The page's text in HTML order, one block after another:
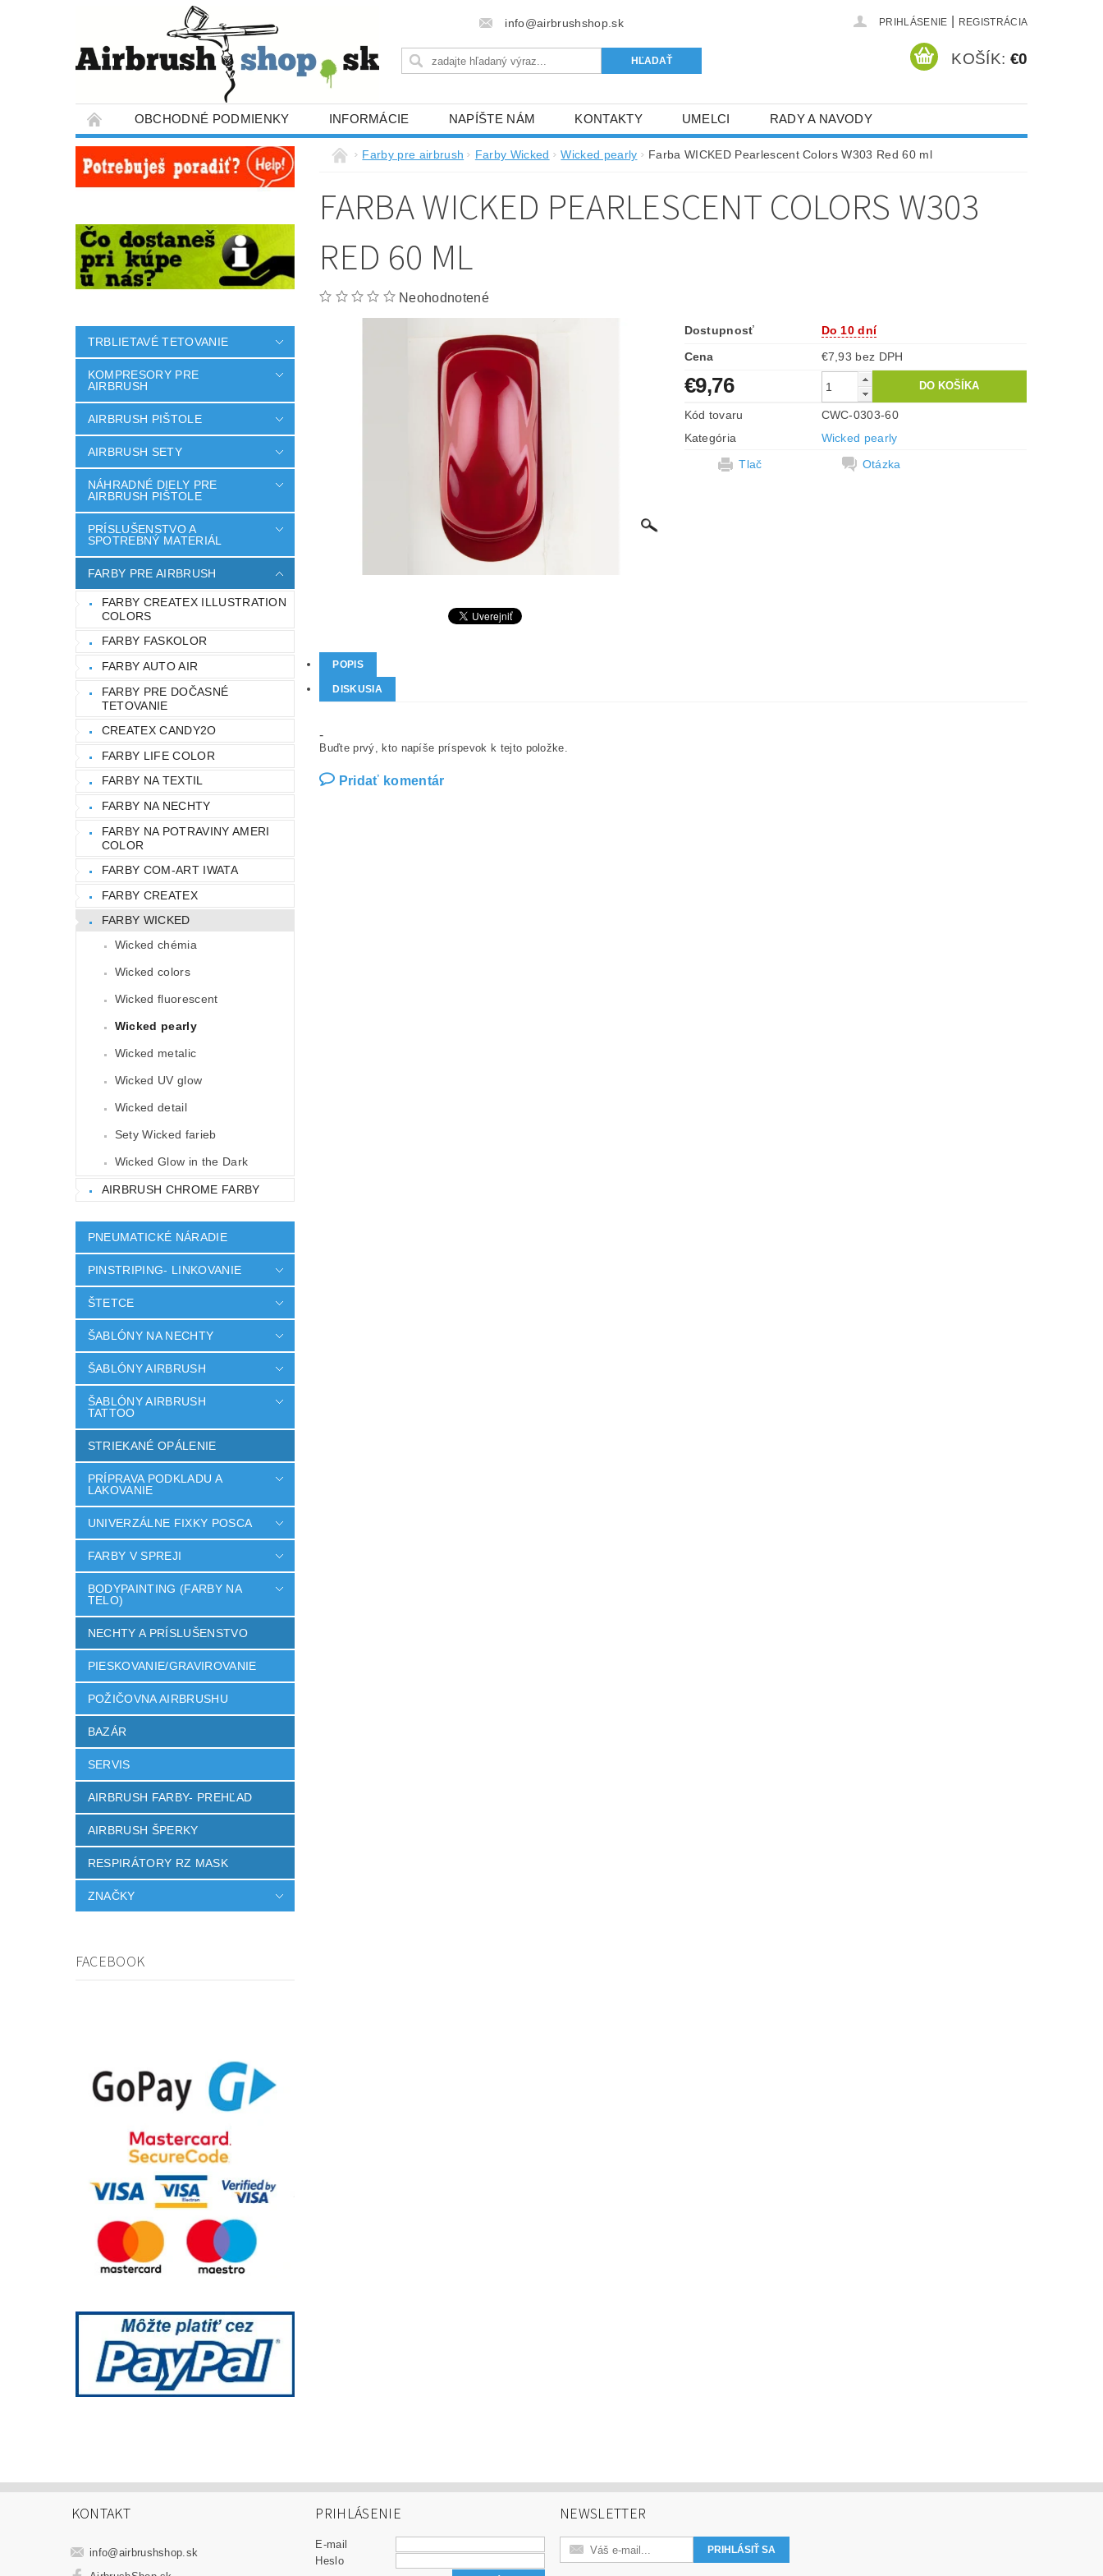
info@airbrushshop.sk PRIHLÁSENIE REGISTRÁCIA
KOŠÍK: €0
OBCHODNÉ PODMIENKY INFORMÁCIE NAPÍŠTE NÁM KONTAKTY UMELCI RADY A NAVODY
TRBLIETAVÉ TETOVANIE
KOMPRESORY PRE
AIRBRUSH
AIRBRUSH PIŠTOLE
AIRBRUSH SETY
NÁHRADNÉ DIELY PRE
AIRBRUSH PIŠTOLE
PRÍSLUŠENSTVO A
SPOTREBNÝ MATERIÁL
FARBY PRE AIRBRUSH
FARBY CREATEX ILLUSTRATION
COLORS
FARBY FASKOLOR
FARBY AUTO AIR
FARBY PRE DOČASNÉ
TETOVANIE
CREATEX CANDY2O
FARBY LIFE COLOR
FARBY NA TEXTIL
FARBY NA NECHTY
FARBY NA POTRAVINY AMERI
COLOR
FARBY COM-ART IWATA
FARBY CREATEX
FARBY WICKED
Wicked chémia
Wicked colors
Wicked fluorescent
Wicked pearly
Wicked metalic
Wicked UV glow
Wicked detail
Sety Wicked farieb
Wicked Glow in the Dark
AIRBRUSH CHROME FARBY
PNEUMATICKÉ NÁRADIE
PINSTRIPING- LINKOVANIE
ŠTETCE
ŠABLÓNY NA NECHTY
ŠABLÓNY AIRBRUSH
ŠABLÓNY AIRBRUSH
TATTOO
STRIEKANÉ OPÁLENIE
PRÍPRAVA PODKLADU A
LAKOVANIE
UNIVERZÁLNE FIXKY POSCA
FARBY V SPREJI
BODYPAINTING (FARBY NA
TELO)
NECHTY A PRÍSLUŠENSTVO
PIESKOVANIE/GRAVIROVANIE
POŽIČOVNA AIRBRUSHU
BAZÁR
SERVIS
AIRBRUSH FARBY- PREHĽAD
AIRBRUSH ŠPERKY
RESPIRÁTORY RZ MASK
ZNAČKY
FACEBOOK
Farby pre airbrush Farby Wicked Wicked pearly Farba WICKED Pearlescent Colors W303 Red 60 ml
FARBA WICKED PEARLESCENT COLORS W303
RED 60 ML
Neohodnotené
Dostupnosť
Do 10 dní
Cena
€7,93 bez DPH
€9,76
Kód tovaru
CWC-0303-60
Kategória
Wicked pearly
Tlač
Otázka
POPIS
DISKUSIA
-
Buďte prvý, kto napíše príspevok k tejto položke.
Pridať komentár
KONTAKT
info@airbrushshop.sk
PRIHLÁSENIE
E-mail
Heslo
NEWSLETTER